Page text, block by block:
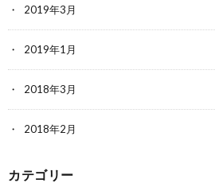
2019年3月
2019年1月
2018年3月
2018年2月
カテゴリー